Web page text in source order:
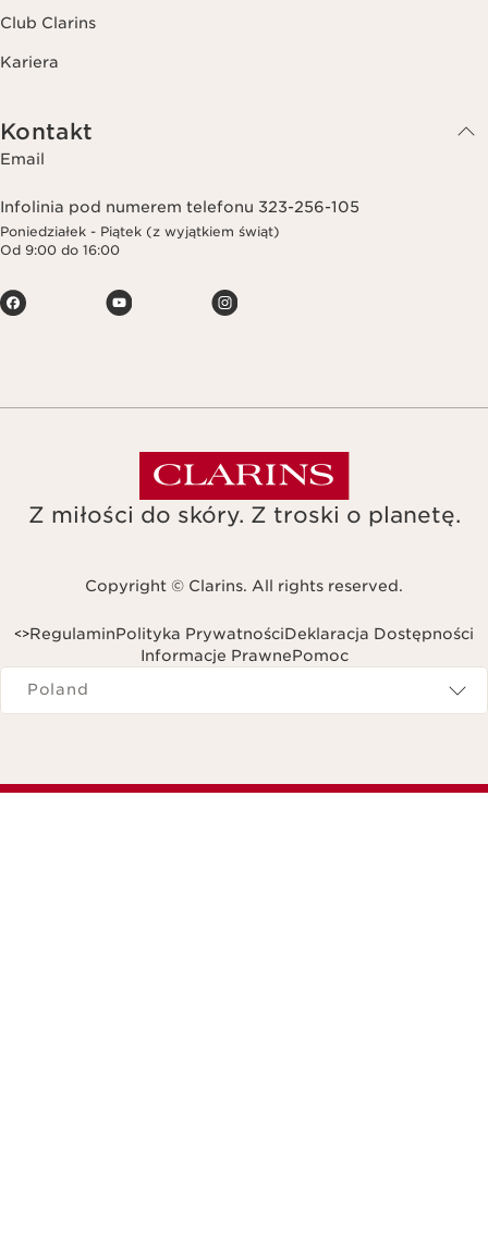
Club Clarins
Kariera
Kontakt
Email
Infolinia pod numerem telefonu 323-256-105
Poniedziałek - Piątek (z wyjątkiem świąt)
Od 9:00 do 16:00
Z miłości do skóry. Z troski o planetę.
Copyright © Clarins. All rights reserved.
RegulaminPolityka PrywatnościDeklaracja Dostępności
<
Informacje Prawne
>
Pomoc
Navigates to
Poland